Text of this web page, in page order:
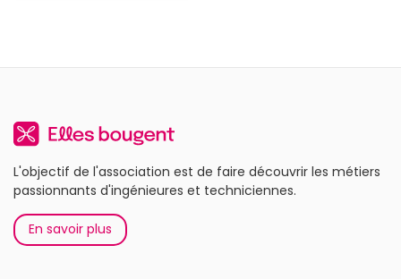
L'objectif de l'association est de faire découvrir les métiers
passionnants d'ingénieures et techniciennes.
En savoir plus